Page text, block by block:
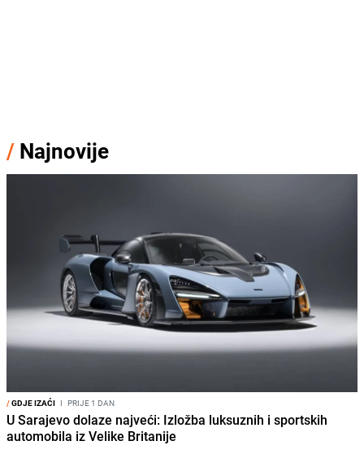
/ Najnovije
/GDJE IZAĆI I PRIJE 1 DAN
U Sarajevo dolaze najveći: Izložba luksuznih i sportskih
automobila iz Velike Britanije